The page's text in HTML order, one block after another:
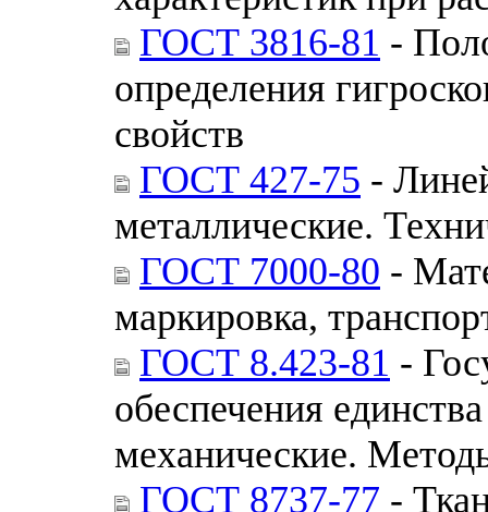
ГОСТ 3816-81 -
определения
свойств
ГОСТ 427-75 -
металлические.
ГОСТ 7000-80 -
маркировка,
ГОСТ 8.423-81 -
обеспечения
механические.
ГОСТ 8737-77 -